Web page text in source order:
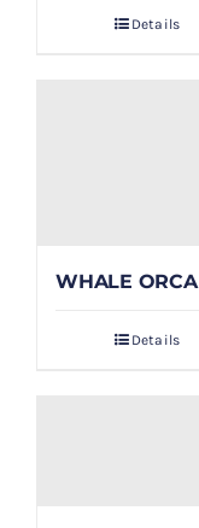
Details
WHALE ORCA
Details